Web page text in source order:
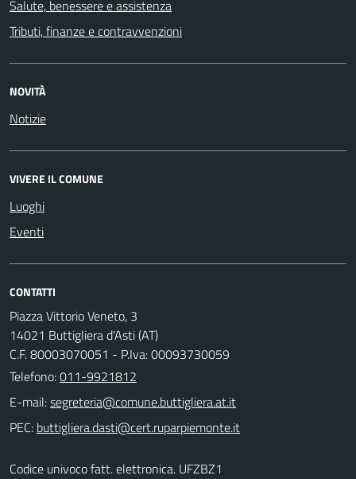
Salute, benessere e assistenza
Tributi, finanze e contravvenzioni
NOVITÀ
Notizie
VIVERE IL COMUNE
Luoghi
Eventi
CONTATTI
Piazza Vittorio Veneto, 3
14021 Buttigliera d'Asti (AT)
C.F. 80003070051 - P.Iva: 00093730059
Telefono:011-9921812
E-mail:
PEC:
Codice univoco fatt. elettronica. UFZBZ1